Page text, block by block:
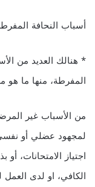
أسباب النحافة
* هنالك العديد من
المفرطة، منها ما
من الأسباب غير
لمجهود عضلي أو
اجتياز الامتحانات،
الكافي، او لدى